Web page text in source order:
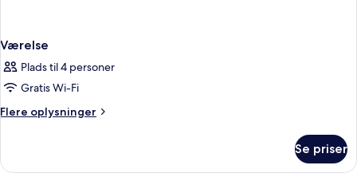
Værelse
Plads til 4 personer
Gratis Wi-Fi
Flere oplysninger
Flere
Se priser